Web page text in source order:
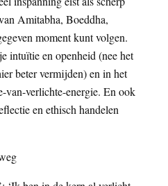
Amitabha, Boeddha,
moment kunt volgen.
intuïtie en openheid (nee het
beter vermijden) en in het
van-verlichte-energie. En ook
en ethisch handelen